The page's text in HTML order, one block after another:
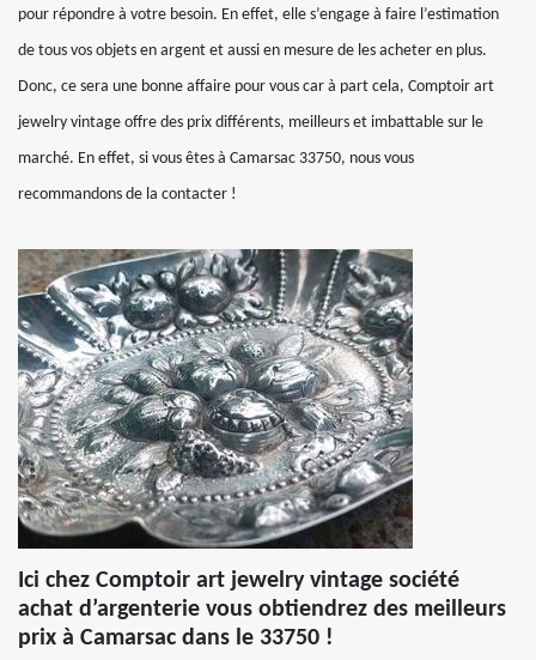
pour répondre à votre besoin. En effet, elle s’engage à faire l’estimation
de tous vos objets en argent et aussi en mesure de les acheter en plus.
Donc, ce sera une bonne affaire pour vous car à part cela, Comptoir art
jewelry vintage offre des prix différents, meilleurs et imbattable sur le
marché. En effet, si vous êtes à Camarsac 33750, nous vous
recommandons de la contacter !
Ici chez Comptoir art jewelry vintage société
achat d’argenterie vous obtiendrez des meilleurs
prix à Camarsac dans le 33750 !